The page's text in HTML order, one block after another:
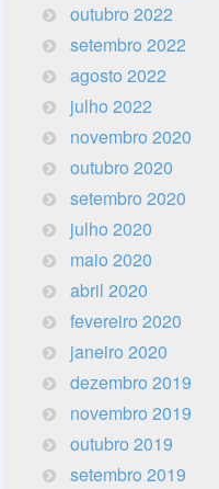
outubro 2022
setembro 2022
agosto 2022
julho 2022
novembro 2020
outubro 2020
setembro 2020
julho 2020
maio 2020
abril 2020
fevereiro 2020
janeiro 2020
dezembro 2019
novembro 2019
outubro 2019
setembro 2019